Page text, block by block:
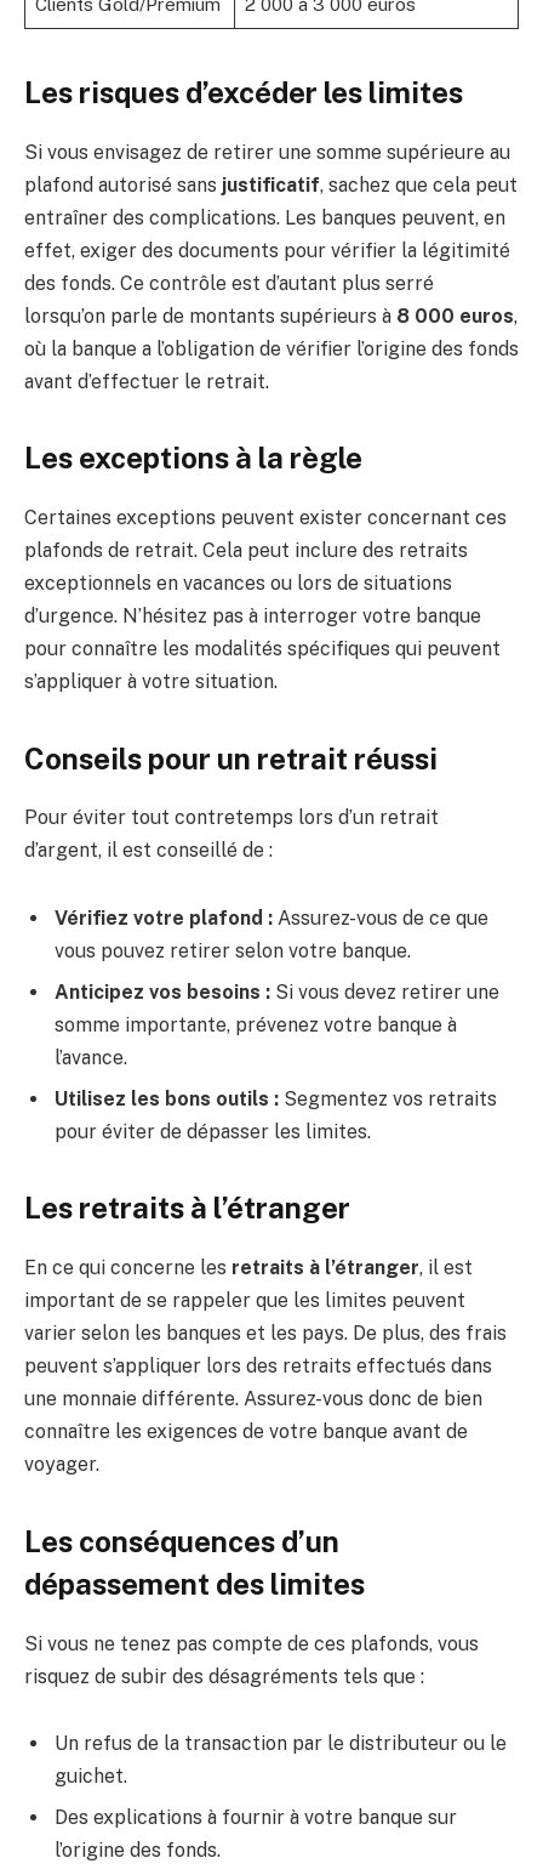
Clients Gold/Premium 2 000 à 3 000 euros
Les risques d’excéder les limites
Si vous envisagez de retirer une somme supérieure au
plafond autorisé sans justificatif, sachez que cela peut
entraîner des complications. Les banques peuvent, en
effet, exiger des documents pour vérifier la légitimité
des fonds. Ce contrôle est d’autant plus serré
lorsqu’on parle de montants supérieurs à 8 000 euros,
où la banque a l’obligation de vérifier l’origine des fonds
avant d’effectuer le retrait.
Les exceptions à la règle
Certaines exceptions peuvent exister concernant ces
plafonds de retrait. Cela peut inclure des retraits
exceptionnels en vacances ou lors de situations
d’urgence. N’hésitez pas à interroger votre banque
pour connaître les modalités spécifiques qui peuvent
s’appliquer à votre situation.
Conseils pour un retrait réussi
Pour éviter tout contretemps lors d’un retrait
d’argent, il est conseillé de :
Vérifiez votre plafond : Assurez-vous de ce que
vous pouvez retirer selon votre banque.
Anticipez vos besoins : Si vous devez retirer une
somme importante, prévenez votre banque à
l’avance.
Utilisez les bons outils : Segmentez vos retraits
pour éviter de dépasser les limites.
Les retraits à l’étranger
En ce qui concerne les retraits à l’étranger, il est
important de se rappeler que les limites peuvent
varier selon les banques et les pays. De plus, des frais
peuvent s’appliquer lors des retraits effectués dans
une monnaie différente. Assurez-vous donc de bien
connaître les exigences de votre banque avant de
voyager.
Les conséquences d’un
dépassement des limites
Si vous ne tenez pas compte de ces plafonds, vous
risquez de subir des désagréments tels que :
Un refus de la transaction par le distributeur ou le
guichet.
Des explications à fournir à votre banque sur
l’origine des fonds.